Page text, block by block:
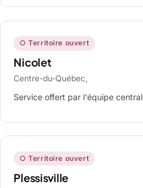
○ Territoire ouvert
Nicolet
Centre-du-Québec,
Service offert par l'équipe
○ Territoire ouvert
Plessisville